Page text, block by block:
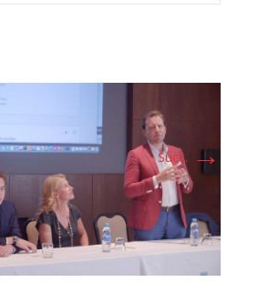
Succ. →